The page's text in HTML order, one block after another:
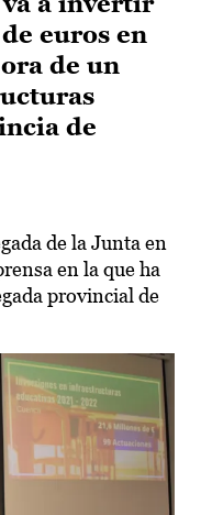
euros en
de un
de
de la Junta en
en la que ha
provincial de